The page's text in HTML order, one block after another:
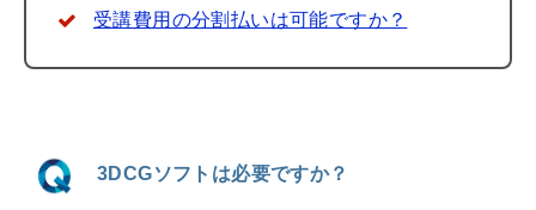
受講費用の分割払いは可能ですか？
3DCGソフトは必要ですか？